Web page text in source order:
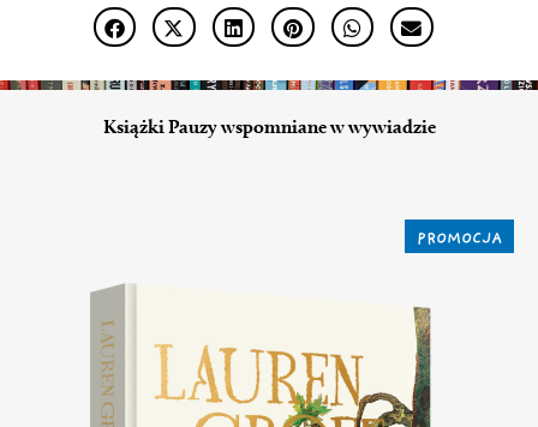
Książki Pauzy wspomniane w wywiadzie
PROMOCJA